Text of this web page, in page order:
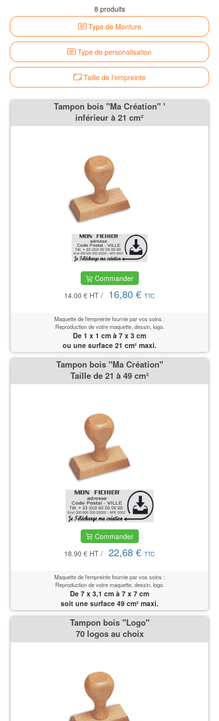
8 produits
Type de Monture
Type de personalisation
Taille de l'empreinte
Tampon bois ''Ma Création'' '
inférieur à 21 cm²
Commander
14.00 € HT / 16,80 € TTC
Maquette de l'empreinte fournie par vos soins :
Reproduction de votre maquette, dessin, logo.
De 1 x 1 cm à 7 x 3 cm
ou une surface 21 cm² maxi.
Tampon bois ''Ma Création''
Taille de 21 à 49 cm²
Commander
18.90 € HT / 22,68 € TTC
Maquette de l'empreinte fournie par vos soins :
Reproduction de votre maquette, dessin, logo.
De 7 x 3,1 cm à 7 x 7 cm
soit une surface 49 cm² maxi.
Tampon bois ''Logo''
70 logos au choix